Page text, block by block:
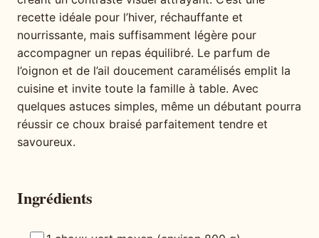
recette idéale pour l’hiver, réchauffante et
nourrissante, mais suffisamment légère pour
accompagner un repas équilibré. Le parfum de
l’oignon et de l’ail doucement caramélisés emplit la
cuisine et invite toute la famille à table. Avec
quelques astuces simples, même un débutant pourra
réussir ce choux braisé parfaitement tendre et
savoureux.
Ingrédients